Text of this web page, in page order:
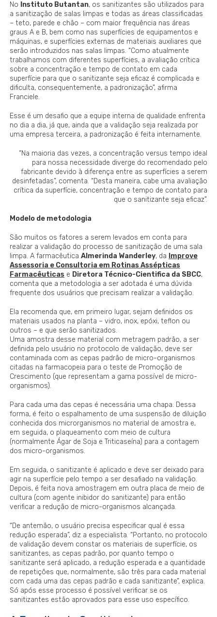
No Instituto Butantan, os sanitizantes são utilizados para
a sanitização de salas limpas e todas as áreas classificadas
– teto, parede e chão – com maior frequência nas áreas
graus A e B, bem como nas superfícies de equipamentos e
máquinas, e superfícies externas de materiais auxiliares que
serão introduzidos nas salas limpas. “Como atualmente
trabalhamos com diferentes superfícies, a avaliação crítica
sobre a concentração e tempo de contato em cada
superfície para que o sanitizante seja eficaz é complicada e
dificulta, consequentemente, a padronização”, afirma
Franciele.
Esse é um desafio que a equipe interna de qualidade enfrenta
no dia a dia, já que, ainda que a validação seja realizada por
uma empresa terceira, a padronização é feita internamente.
“Na maioria das vezes, a concentração versus tempo ideal
para nossa necessidade diverge do recomendado pelo
fabricante devido à diferença entre as superfícies a serem
desinfetadas”, comenta. “Desta maneira, cabe uma avaliação
crítica da superfície, concentração e tempo de contato para
que o sanitizante seja eficaz”.
Modelo de metodologia
São muitos os fatores a serem levados em conta para
realizar a validação do processo de sanitização de uma sala
limpa. A farmacêutica Almerinda Wanderley, da Improve
Assessoria e Consultoria em Rotinas Assépticas
Farmacêuticas e Diretora Técnico-Cientifica da SBCC,
comenta que a metodologia a ser adotada é uma dúvida
frequente dos usuários que precisam realizar a validação.
Ela recomenda que, em primeiro lugar, sejam definidos os
materiais usados na planta – vidro, inox, epóxi, teflon ou
outros – e que serão sanitizados.
Uma amostra desse material com metragem padrão, a ser
definida pelo usuário no protocolo de validação, deve ser
contaminada com as cepas padrão de micro-organismos
citadas na farmacopeia para o teste de Promoção de
Crescimento (que representam a gama possível de micro-
organismos).
Para cada uma das cepas é necessária uma chapa. Dessa
forma, é feito o espalhamento de uma suspensão de diluição
conhecida dos microrganismos no material de amostra e,
em seguida, o plaqueamento com meio de cultura
(normalmente Ágar de Soja e Triticaseína) para a contagem
dos micro-organismos.
Em seguida, o sanitizante é aplicado e deve ser deixado para
agir na superfície pelo tempo a ser desafiado na validação.
Depois, é feita nova amostragem em outra placa de meio de
cultura (com agente inibidor do sanitizante) para então
verificar a redução de micro-organismos alcançada.
“De antemão, o usuário precisa especificar qual é essa
redução esperada”, diz a especialista. “Portanto, no protocolo
de validação devem constar os materiais de superfície, os
sanitizantes, as cepas padrão, por quanto tempo o
sanitizante será aplicado, a redução esperada e a quantidade
de repetições que, normalmente, são três para cada material
com cada uma das cepas padrão e cada sanitizante”, explica.
Só após esse processo é possível verificar se os
sanitizantes estão aprovados para esse uso específico.